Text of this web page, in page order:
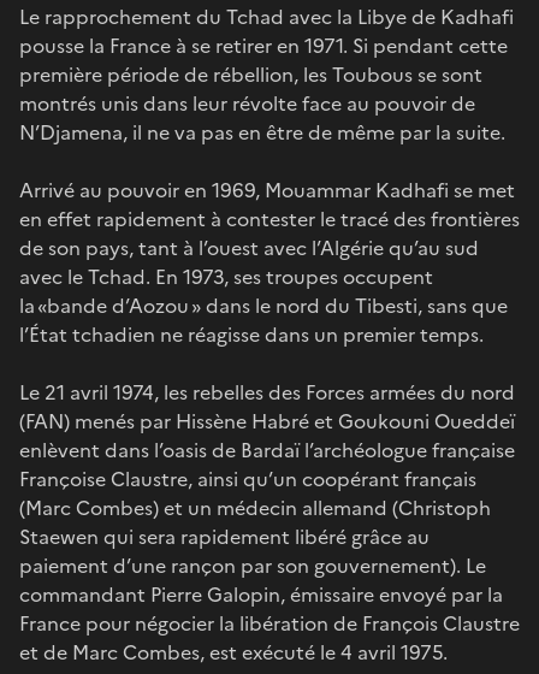
Le rapprochement du Tchad avec la Libye de Kadhafi
pousse la France à se retirer en 1971. Si pendant cette
première période de rébellion, les Toubous se sont
montrés unis dans leur révolte face au pouvoir de
N’Djamena, il ne va pas en être de même par la suite.
Arrivé au pouvoir en 1969, Mouammar Kadhafi se met
en effet rapidement à contester le tracé des frontières
de son pays, tant à l’ouest avec l’Algérie qu’au sud
avec le Tchad. En 1973, ses troupes occupent
la «bande d’Aozou » dans le nord du Tibesti, sans que
l’État tchadien ne réagisse dans un premier temps.
Le 21 avril 1974, les rebelles des Forces armées du nord
(FAN) menés par Hissène Habré et Goukouni Oueddeï
enlèvent dans l’oasis de Bardaï l’archéologue française
Françoise Claustre, ainsi qu’un coopérant français
(Marc Combes) et un médecin allemand (Christoph
Staewen qui sera rapidement libéré grâce au
paiement d’une rançon par son gouvernement). Le
commandant Pierre Galopin, émissaire envoyé par la
France pour négocier la libération de François Claustre
et de Marc Combes, est exécuté le 4 avril 1975.